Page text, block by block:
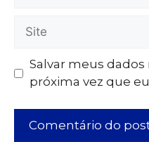
Salvar meus
próxima vez que